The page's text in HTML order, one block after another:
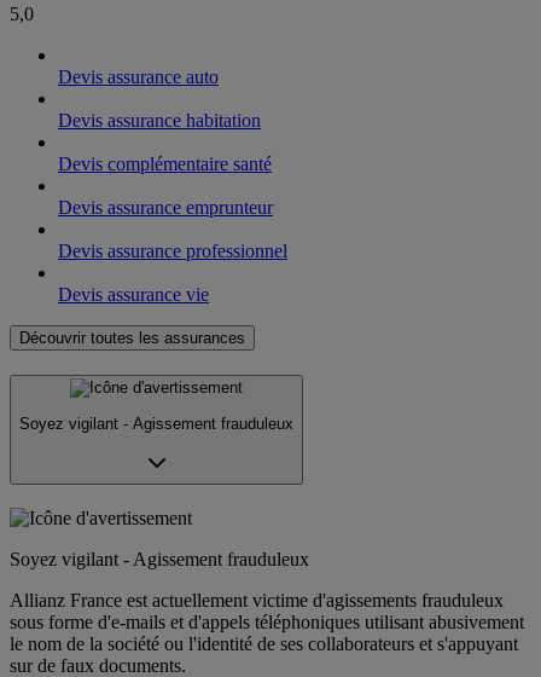
5,0
Devis assurance auto
Devis assurance habitation
Devis complémentaire santé
Devis assurance emprunteur
Devis assurance professionnel
Devis assurance vie
Découvrir toutes les assurances
Soyez vigilant - Agissement frauduleux
Soyez vigilant - Agissement frauduleux
Allianz France est actuellement victime d'agissements frauduleux
sous forme d'e-mails et d'appels téléphoniques utilisant abusivement
le nom de la société ou l'identité de ses collaborateurs et s'appuyant
sur de faux documents.